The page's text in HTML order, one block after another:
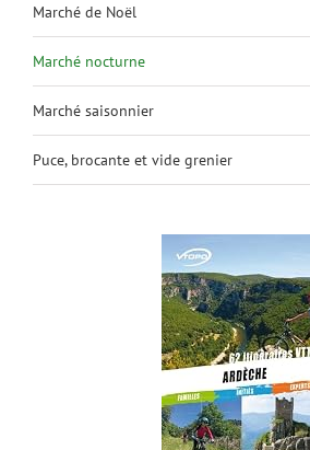
Marché de Noël
Marché nocturne
Marché saisonnier
Puce, brocante et vide grenier